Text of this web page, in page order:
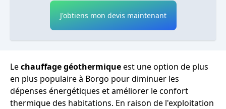
J'obtiens mon devis maintenant
Lechauffage géothermiqueest une option de plus
en plus populaire à Borgo pour diminuer les
dépenses énergétiques et améliorer le confort
thermique des habitations. En raison de l'exploitation